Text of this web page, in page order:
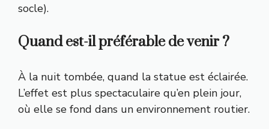
socle).
Quand est-il préférable de venir ?
À la nuit tombée, quand la statue est éclairée.
L’effet est plus spectaculaire qu’en plein jour,
où elle se fond dans un environnement routier.